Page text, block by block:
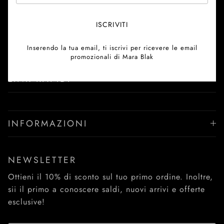
Facebook
YouTubeInstagram
TikTokPinterestTwitter
LINK RAPIDI
INFORMAZIONI
NEWSLETTER
Ottieni il 10% di sconto sul tuo primo ordine. Inoltre,
sii il primo a conoscere saldi, nuovi arrivi e offerte
esclusive!
ISCRIVITI
Inserendo la tua email, ti iscrivi per ricevere le email
promozionali di Mara Blak